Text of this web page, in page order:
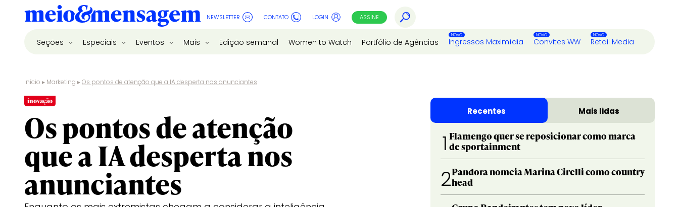
NEWSLETTER CONTATO LOGIN ASSINE
Seções Especiais Eventos Mais Edição semanal Women to Watch Portfólio de Agências Ingressos Maximídia Convites WW Retail Media
Início ▸ Marketing ▸Os pontos de atenção que a IA desperta nos anunciantes
inovação
Os pontos de atenção
que a IA desperta nos
anunciantes
Recentes Mais lidas
1 Flamengo quer se reposicionar como marca
de sportainment
2Pandora nomeia Marina Cirelli como country
head